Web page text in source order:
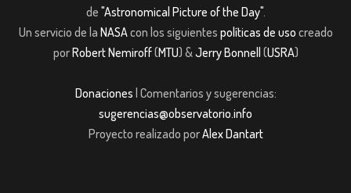
de "Astronomical Picture of the Day".
Un servicio de la NASAcon los siguientes políticas de uso creado
porRobert Nemiroff(MTU) &Jerry Bonnell (USRA)
Donaciones | Comentarios y sugerencias:
sugerencias@observatorio.info
Proyecto realizado porAlex Dantart